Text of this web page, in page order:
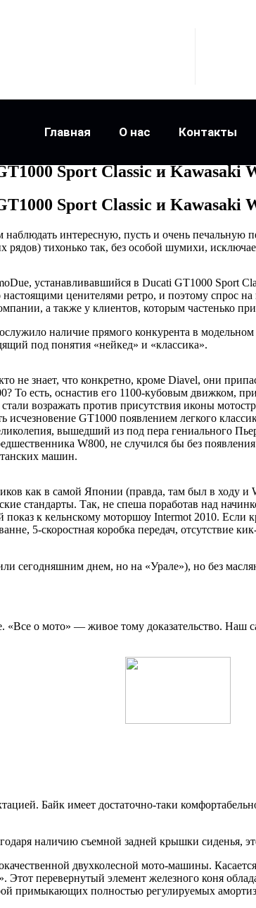
Главная О нас Контакты
Sport Classic и Kawasaki
Sport Classic и Kawasaki
интересную, пусть и очень печальную
рядов) тихонько так, без особой шумихи,
устанавливавшийся в Ducati GT1000 Sport
ценителями ретро, и поэтому спрос
а также у клиентов, которым частенько
наличие прямого конкурента в модельном
под понятия «нейкед» и «классика».
не знает, что конкретно, кроме Diavel, они
То есть, оснастив его 1100-кубовым
возражать против присутствия иконы
исчезновение GT1000 появлением легкого
вышедший из под пера гениального
W800, не случился бы без
машин.
как в самой Японии (правда, там был в
стандарты. Так, не спеша поработав над
к кельнскому моторшоу Intermot 2010.
5-скоростная коробка передач, отсутствие
сегодняшним днем, но на «Урале»), но без
«Все о мото» — живое тому доказательство.
Байк имеет достаточно-таки
наличию съемной задней крышки сиденья,
двухколесной мото-машины.
перевернутый элемент железного коня
примыкающих полностью регулируемых